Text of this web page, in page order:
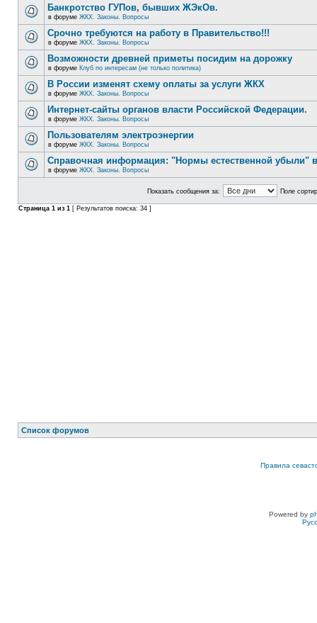
Банкротство ГУПов, бывших ЖЭкОв.
в форуме ЖКХ. Законы. Вопросы
Срочно требуются на работу в Правительство!!!
в форуме ЖКХ. Законы. Вопросы
Возможности древней приметы посидим на дорожку
в форуме Клуб по интересам (не только политика)
В России изменят схему оплаты за услуги ЖКХ
в форуме ЖКХ. Законы. Вопросы
Интернет-сайты органов власти Российской Федерации.
в форуме ЖКХ. Законы. Вопросы
Пользователям электроэнергии
в форуме ЖКХ. Законы. Вопросы
Справочная информация: "Нормы естественной убыли"
в форуме ЖКХ. Законы. Вопросы
Показать сообщения за: Поле
Страница 1 из 1 [ Результатов поиска: 34 ]
Список форумов
Правила
Powered by